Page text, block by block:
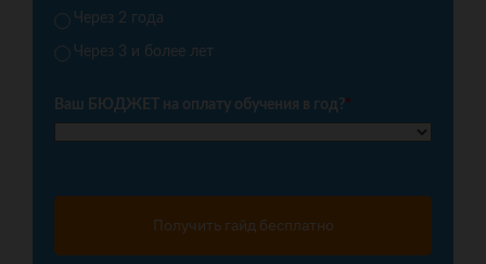
Через 2 года
Через 3 и более лет
Ваш БЮДЖЕТ на оплату обучения в год?*
Получить гайд бесплатно